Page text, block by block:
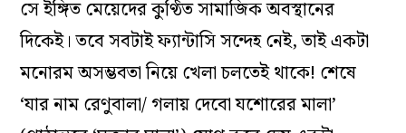
সে ইঙ্গিত মেয়েদের কুণ্ঠিত সামাজিক অবস্থানের
দিকেই। তবে সবটাই ফ্যান্টাসি সন্দেহ নেই, তাই একটা
মনোরম অসম্ভবতা নিয়ে খেলা চলতেই থাকে! শেষে
‘যার নাম রেণুবালা/ গলায় দেবো যশোরের মালা’